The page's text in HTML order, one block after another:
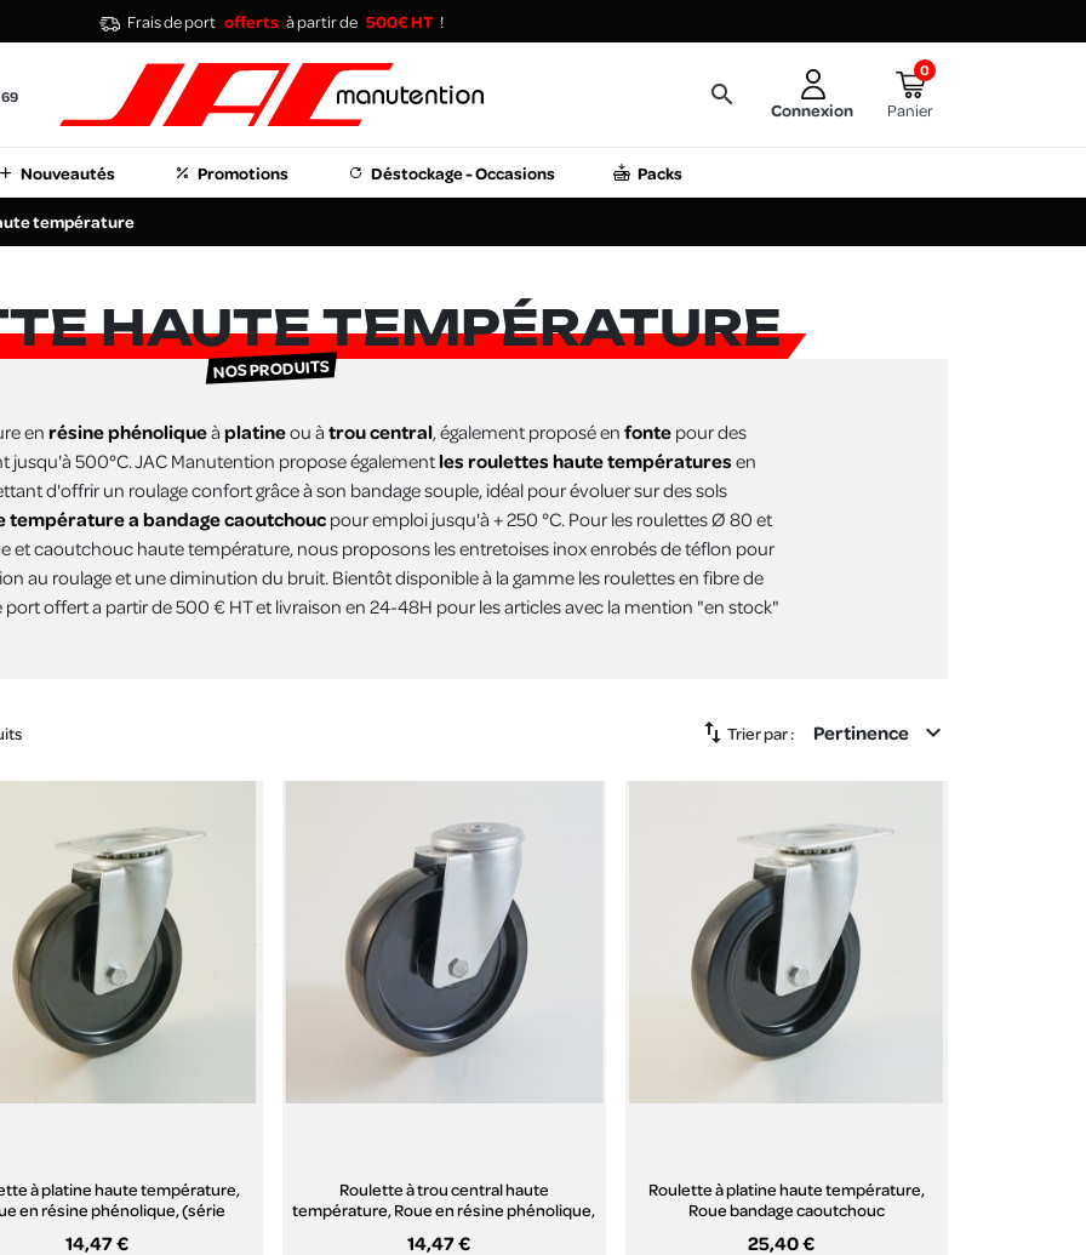
Frais de port offerts à partir de 500€ HT !
search
Connexion
0
Panier
Nouveautés Promotions Déstockage - Occasions Packs
température
HAUTE TEMPÉRATURE
NOS PRODUITS
enrésine phénoliqueàplatineou àtrou central, également proposé enfontepour des
jusqu'à 500°C. JAC Manutention propose égalementles roulettes haute températuresen
d'offrir un roulage confort grâce à son bandage souple, idéal pour évoluer sur des sols
température a bandage caoutchoucpour emploi jusqu'à + 250 °C. Pour les roulettes Ø 80 et
et caoutchouc haute température, nous proposons les entretoises inox enrobés de téflon pour
au roulage et une diminution du bruit. Bientôt disponible à la gamme les roulettes en fibre de
port offert a partir de 500 € HT et livraison en 24-48H pour les articles avec la mention "en stock"
swap_vert Trier par : Pertinence expand_more
à platine haute température,
en résine phénolique, (série
14,47 €
Roulette à trou central haute
température, Roue en résine phénolique,
14,47 €
Roulette à platine haute température,
Roue bandage caoutchouc
25,40 €